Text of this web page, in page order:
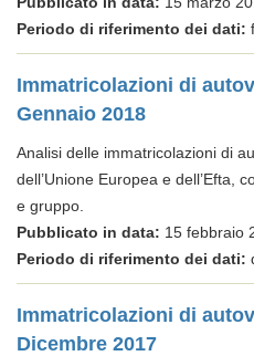
Periodo di riferimento dei dati:
Immatricolazioni di
Gennaio 2018
Analisi delle immatricolazioni di
dell’Unione Europea e dell’Efta,
e gruppo.
Pubblicato in data: 15 febbraio
Periodo di riferimento dei dati:
Immatricolazioni di
Dicembre 2017